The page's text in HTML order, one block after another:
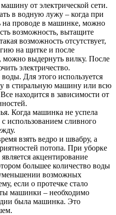
от электрической сети.
в водную лужу – когда при
на проводе в машинке, можно
возможность, вытащите
возможность отсутствует,
на щитке и после
можно выдернуть вилку. После
электричество.
Для этого используется
в стиральную машину или всю
находится в зависимости от
Когда машинка не успела
с использованием сливного
взять ведро и швабру, а
потопа. При уборке
акцентирование
большее количество воды
возможных
если о протечке стало
машинки – необходимо
была машинка. Это